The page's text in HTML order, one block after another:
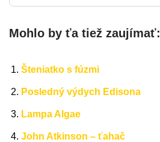
Mohlo by ťa tiež zaujímať:
Šteniatko s fúzmi
Posledný výdych Edisona
Lampa Algae
John Atkinson – ťahač